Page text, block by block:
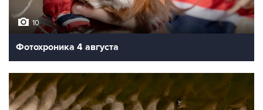
10
Фотохроника 4 августа